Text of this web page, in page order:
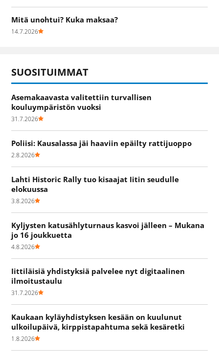
Mitä unohtui? Kuka maksaa?
14.7.2026
SUOSITUIMMAT
Asemakaavasta valitettiin turvallisen
kouluympäristön vuoksi
31.7.2026
Poliisi: Kausalassa jäi haaviin epäilty rattijuoppo
2.8.2026
Lahti Historic Rally tuo kisaajat Iitin seudulle
elokuussa
3.8.2026
Kyljysten katusählyturnaus kasvoi jälleen – Mukana
jo 16 joukkuetta
4.8.2026
Iittiläisiä yhdistyksiä palvelee nyt digitaalinen
ilmoitustaulu
31.7.2026
Kaukaan kyläyhdistyksen kesään on kuulunut
ulkoilupäivä, kirppistapahtuma sekä kesäretki
1.8.2026